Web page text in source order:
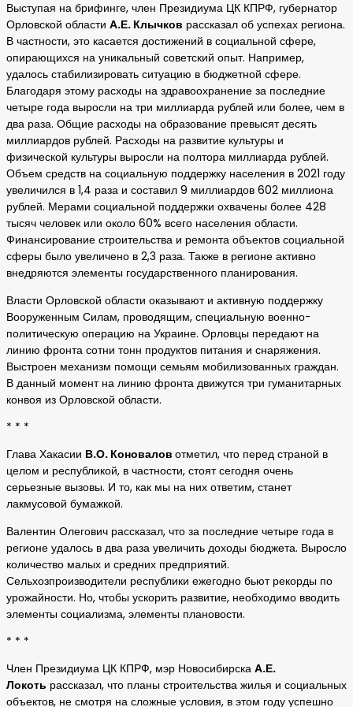
Выступая на брифинге, член Президиума ЦК КПРФ, губернатор
Орловской области А.Е. Клычков рассказал об успехах региона.
В частности, это касается достижений в социальной сфере,
опирающихся на уникальный советский опыт. Например,
удалось стабилизировать ситуацию в бюджетной сфере.
Благодаря этому расходы на здравоохранение за последние
четыре года выросли на три миллиарда рублей или более, чем в
два раза. Общие расходы на образование превысят десять
миллиардов рублей. Расходы на развитие культуры и
физической культуры выросли на полтора миллиарда рублей.
Объем средств на социальную поддержку населения в 2021 году
увеличился в 1,4 раза и составил 9 миллиардов 602 миллиона
рублей. Мерами социальной поддержки охвачены более 428
тысяч человек или около 60% всего населения области.
Финансирование строительства и ремонта объектов социальной
сферы было увеличено в 2,3 раза. Также в регионе активно
внедряются элементы государственного планирования.
Власти Орловской области оказывают и активную поддержку
Вооруженным Силам, проводящим, специальную военно-
политическую операцию на Украине. Орловцы передают на
линию фронта сотни тонн продуктов питания и снаряжения.
Выстроен механизм помощи семьям мобилизованных граждан.
В данный момент на линию фронта движутся три гуманитарных
конвоя из Орловской области.
* * *
Глава Хакасии В.О. Коновалов отметил, что перед страной в
целом и республикой, в частности, стоят сегодня очень
серьезные вызовы. И то, как мы на них ответим, станет
лакмусовой бумажкой.
Валентин Олегович рассказал, что за последние четыре года в
регионе удалось в два раза увеличить доходы бюджета. Выросло
количество малых и средних предприятий.
Сельхозпроизводители республики ежегодно бьют рекорды по
урожайности. Но, чтобы ускорить развитие, необходимо вводить
элементы социализма, элементы плановости.
* * *
Член Президиума ЦК КПРФ, мэр Новосибирска А.Е.
Локоть рассказал, что планы строительства жилья и социальных
объектов, не смотря на сложные условия, в этом году успешно